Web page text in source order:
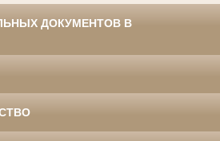
ДОКУМЕНТОВ В